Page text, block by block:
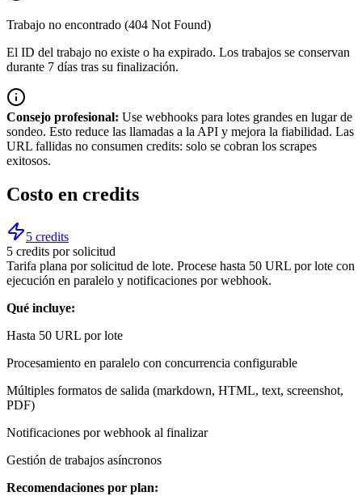
Trabajo no encontrado (404 Not Found)
El ID del trabajo no existe o ha expirado. Los trabajos se conservan
durante 7 días tras su finalización.
Consejo profesional: Use webhooks para lotes grandes en lugar de
sondeo. Esto reduce las llamadas a la API y mejora la fiabilidad. Las
URL fallidas no consumen credits: solo se cobran los scrapes
exitosos.
Costo en credits
5 credits
5 credits por solicitud
Tarifa plana por solicitud de lote. Procese hasta 50 URL por lote con
ejecución en paralelo y notificaciones por webhook.
Qué incluye:
Hasta 50 URL por lote
Procesamiento en paralelo con concurrencia configurable
Múltiples formatos de salida (markdown, HTML, text, screenshot,
PDF)
Notificaciones por webhook al finalizar
Gestión de trabajos asíncronos
Recomendaciones por plan: